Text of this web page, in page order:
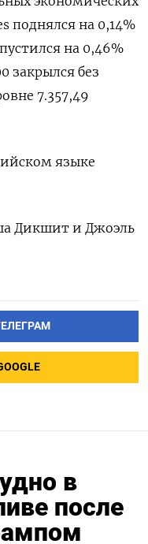
поднялся на 0,14%
на 0,46%
закрылся без
​7.357,49
языке
​Дикшит и ‌Джоэль
в
после